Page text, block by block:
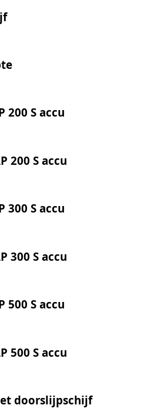
200 S accu
200 S accu
300 S accu
300 S accu
500 S accu
500 S accu
doorslijpschijf